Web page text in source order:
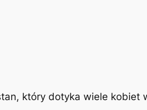
który dotyka wiele kobiet